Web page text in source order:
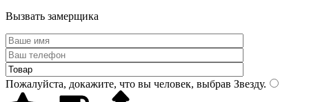
Вызвать замерщика
Пожалуйста, докажите, что вы человек, выбрав Звезду.